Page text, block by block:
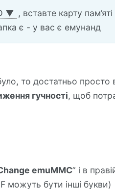
▼ , вставте карту
є - у вас є емунанд
то достатньо просто
гучності, щоб
emuMMC” і в
можуть бути інші букви)